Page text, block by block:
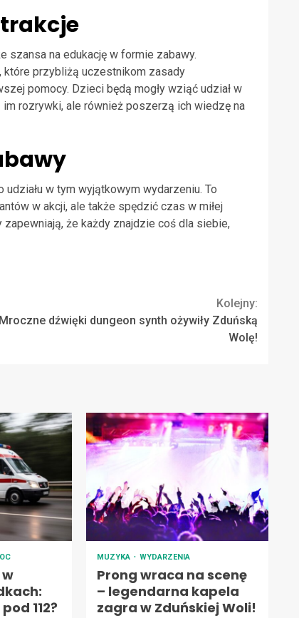
szansa na edukację w formie zabawy.
, które przybliżą uczestnikom zasady
pomocy. Dzieci będą mogły wziąć udział w
rozrywki, ale również poszerzą ich wiedzę na
w tym wyjątkowym wydarzeniu. To
w akcji, ale także spędzić czas w miłej
że każdy znajdzie coś dla siebie,
Kolejny:
Mroczne dźwięki dungeon synth ożywiły Zduńską
Wolę!
112?
MUZYKA WYDARZENIA
Prong wraca na scenę
– legendarna kapela
zagra w Zduńskiej Woli!